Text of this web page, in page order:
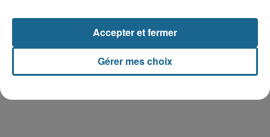
TOUTE L'ACTU LOCALE
blessé dans un accident de voiture à...
Gérer mes choix
Accepter et fermer